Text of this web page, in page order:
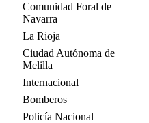
Comunidad Foral de
Navarra
La Rioja
Ciudad Autónoma de
Melilla
Internacional
Bomberos
Policía Nacional